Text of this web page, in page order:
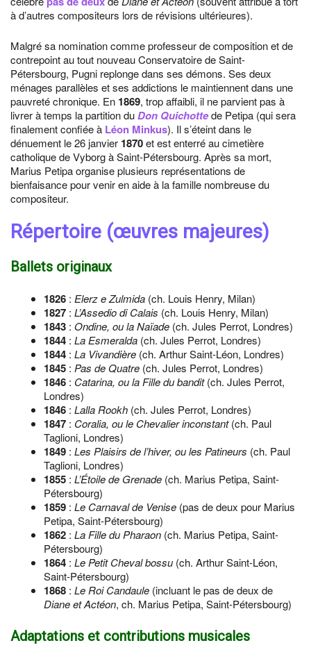
à d’autres compositeurs lors de révisions ultérieures).
Malgré sa nomination comme professeur de composition et de
contrepoint au tout nouveau Conservatoire de Saint-
Pétersbourg, Pugni replonge dans ses démons. Ses deux
ménages parallèles et ses addictions le maintiennent dans une
pauvreté chronique. En 1869, trop affaibli, il ne parvient pas à
livrer à temps la partition duDon Quichottede Petipa (qui sera
finalement confiée à Léon Minkus). Il s’éteint dans le
dénuement le 26 janvier 1870et est enterré au cimetière
catholique de Vyborg à Saint-Pétersbourg. Après sa mort,
Marius Petipa organise plusieurs représentations de
bienfaisance pour venir en aide à la famille nombreuse du
compositeur.
Répertoire (œuvres majeures)
Ballets originaux
1826 : Elerz e Zulmida (ch. Louis Henry, Milan)
1827 : L’Assedio di Calais (ch. Louis Henry, Milan)
1843 : Ondine, ou la Naïade (ch. Jules Perrot, Londres)
1844 : La Esmeralda (ch. Jules Perrot, Londres)
1844 : La Vivandière (ch. Arthur Saint-Léon, Londres)
1845 : Pas de Quatre (ch. Jules Perrot, Londres)
1846 : Catarina, ou la Fille du bandit(ch. Jules Perrot,
Londres)
1846 : Lalla Rookh (ch. Jules Perrot, Londres)
1847 : Coralia, ou le Chevalier inconstant(ch. Paul
Taglioni, Londres)
1849 : Les Plaisirs de l’hiver, ou les Patineurs (ch. Paul
Taglioni, Londres)
1855 : L’Étoile de Grenade (ch. Marius Petipa, Saint-
Pétersbourg)
1859 : Le Carnaval de Venise (pas de deux pour Marius
Petipa, Saint-Pétersbourg)
1862 : La Fille du Pharaon (ch. Marius Petipa, Saint-
Pétersbourg)
1864 : Le Petit Cheval bossu (ch. Arthur Saint-Léon,
Saint-Pétersbourg)
1868 : Le Roi Candaule (incluant le pas de deux de
Diane et Actéon, ch. Marius Petipa, Saint-Pétersbourg)
Adaptations et contributions musicales